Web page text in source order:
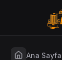
Ana Sayfa